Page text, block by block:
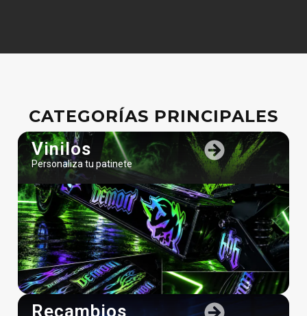
CATEGORÍAS PRINCIPALES
Vinilos
Personaliza tu patinete
Recambios